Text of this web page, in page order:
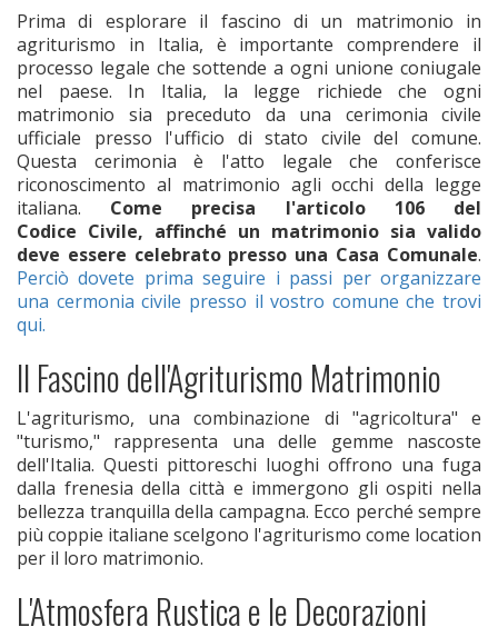
Prima di esplorare il fascino di un matrimonio in
agriturismo in Italia, è importante comprendere il
processo legale che sottende a ogni unione coniugale
nel paese. In Italia, la legge richiede che ogni
matrimonio sia preceduto da una cerimonia civile
ufficiale presso l'ufficio di stato civile del comune.
Questa cerimonia è l'atto legale che conferisce
riconoscimento al matrimonio agli occhi della legge
italiana. Come precisa l'articolo 106 del
Codice Civile, affinché un matrimonio sia valido
deve essere celebrato presso una Casa Comunale.
Perciò dovete prima seguire i passi per organizzare
una cermonia civile presso il vostro comune che trovi
qui.
Il Fascino dell'Agriturismo Matrimonio
L'agriturismo, una combinazione di "agricoltura" e
"turismo," rappresenta una delle gemme nascoste
dell'Italia. Questi pittoreschi luoghi offrono una fuga
dalla frenesia della città e immergono gli ospiti nella
bellezza tranquilla della campagna. Ecco perché sempre
più coppie italiane scelgono l'agriturismo come location
per il loro matrimonio.
L'Atmosfera Rustica e le Decorazioni